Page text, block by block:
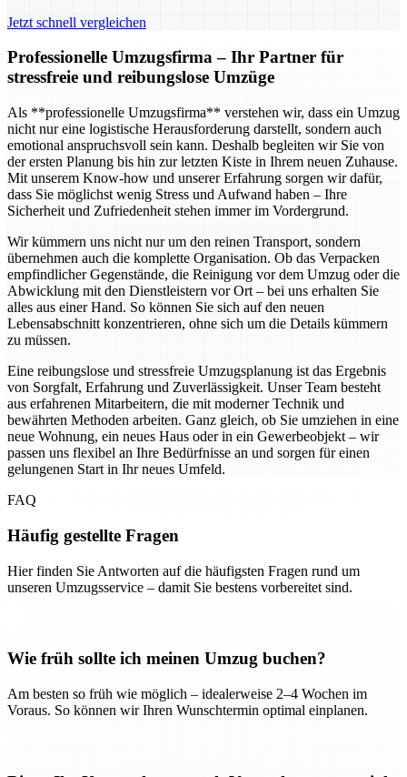
Jetzt schnell vergleichen
Professionelle Umzugsfirma – Ihr Partner für
stressfreie und reibungslose Umzüge
Als **professionelle Umzugsfirma** verstehen wir, dass ein Umzug
nicht nur eine logistische Herausforderung darstellt, sondern auch
emotional anspruchsvoll sein kann. Deshalb begleiten wir Sie von
der ersten Planung bis hin zur letzten Kiste in Ihrem neuen Zuhause.
Mit unserem Know-how und unserer Erfahrung sorgen wir dafür,
dass Sie möglichst wenig Stress und Aufwand haben – Ihre
Sicherheit und Zufriedenheit stehen immer im Vordergrund.
Wir kümmern uns nicht nur um den reinen Transport, sondern
übernehmen auch die komplette Organisation. Ob das Verpacken
empfindlicher Gegenstände, die Reinigung vor dem Umzug oder die
Abwicklung mit den Dienstleistern vor Ort – bei uns erhalten Sie
alles aus einer Hand. So können Sie sich auf den neuen
Lebensabschnitt konzentrieren, ohne sich um die Details kümmern
zu müssen.
Eine reibungslose und stressfreie Umzugsplanung ist das Ergebnis
von Sorgfalt, Erfahrung und Zuverlässigkeit. Unser Team besteht
aus erfahrenen Mitarbeitern, die mit moderner Technik und
bewährten Methoden arbeiten. Ganz gleich, ob Sie umziehen in eine
neue Wohnung, ein neues Haus oder in ein Gewerbeobjekt – wir
passen uns flexibel an Ihre Bedürfnisse an und sorgen für einen
gelungenen Start in Ihr neues Umfeld.
FAQ
Häufig gestellte Fragen
Hier finden Sie Antworten auf die häufigsten Fragen rund um
unseren Umzugsservice – damit Sie bestens vorbereitet sind.
Wie früh sollte ich meinen Umzug buchen?
Am besten so früh wie möglich – idealerweise 2–4 Wochen im
Voraus. So können wir Ihren Wunschtermin optimal einplanen.